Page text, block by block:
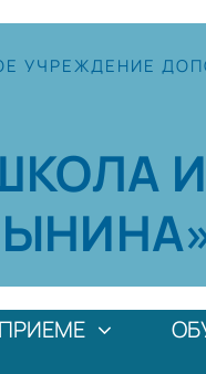
УЧРЕЖДЕНИЕ